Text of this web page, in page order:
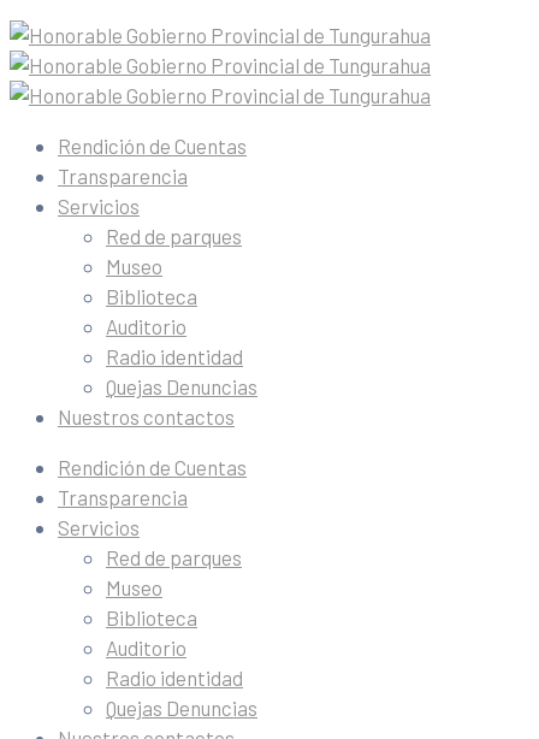
Rendición de Cuentas
Transparencia
Servicios
Red de parques
Museo
Biblioteca
Auditorio
Radio identidad
Quejas Denuncias
Nuestros contactos
Rendición de Cuentas
Transparencia
Servicios
Red de parques
Museo
Biblioteca
Auditorio
Radio identidad
Quejas Denuncias